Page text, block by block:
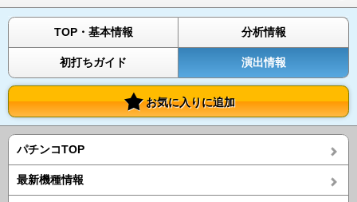
TOP・基本情報 分析情報
初打ちガイド 演出情報
お気に入りに追加
パチンコTOP
最新機種情報